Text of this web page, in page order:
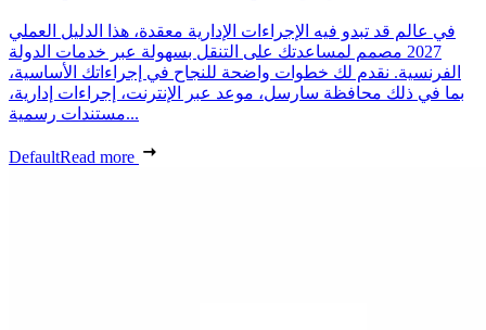
في عالم قد تبدو فيه الإجراءات الإدارية معقدة، هذا الدليل العملي
2027 مصمم لمساعدتك على التنقل بسهولة عبر خدمات الدولة
الفرنسية. نقدم لك خطوات واضحة للنجاح في إجراءاتك الأساسية،
بما في ذلك محافظة سارسل، موعد عبر الإنترنت، إجراءات إدارية،
مستندات رسمية...
DefaultRead more